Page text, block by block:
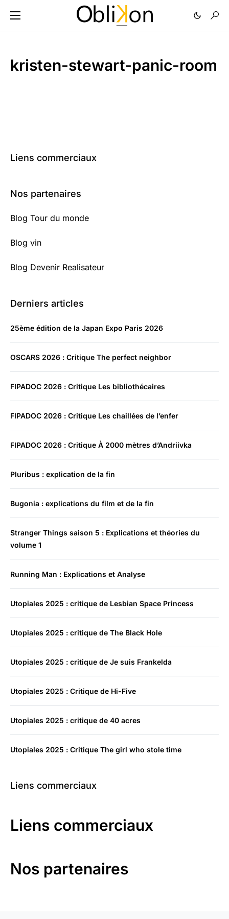
kristen-stewart-panic-room
Liens commerciaux
Nos partenaires
Blog Tour du monde
Blog vin
Blog Devenir Realisateur
Derniers articles
25ème édition de la Japan Expo Paris 2026
OSCARS 2026 : Critique The perfect neighbor
FIPADOC 2026 : Critique Les bibliothécaires
FIPADOC 2026 : Critique Les chaillées de l’enfer
FIPADOC 2026 : Critique À 2000 mètres d’Andriivka
Pluribus : explication de la fin
Bugonia : explications du film et de la fin
Stranger Things saison 5 : Explications et théories du
volume 1
Running Man : Explications et Analyse
Utopiales 2025 : critique de Lesbian Space Princess
Utopiales 2025 : critique de The Black Hole
Utopiales 2025 : critique de Je suis Frankelda
Utopiales 2025 : Critique de Hi-Five
Utopiales 2025 : critique de 40 acres
Utopiales 2025 : Critique The girl who stole time
Liens commerciaux
Liens commerciaux
Nos partenaires